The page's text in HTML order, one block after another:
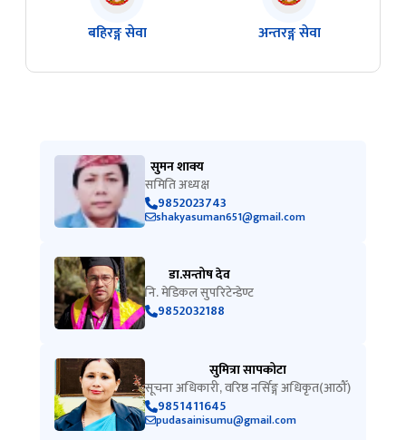
बहिरङ्ग सेवा अन्तरङ्ग सेवा
सुमन शाक्य
समिति अध्यक्ष
9852023743
shakyasuman651@gmail.com
डा.सन्तोष देव
नि. मेडिकल सुपरिटेन्डेण्ट
9852032188
सुमित्रा सापकोटा
सूचना अधिकारी, वरिष्ठ नर्सिङ्ग अधिकृत(आठौँ)
9851411645
pudasainisumu@gmail.com